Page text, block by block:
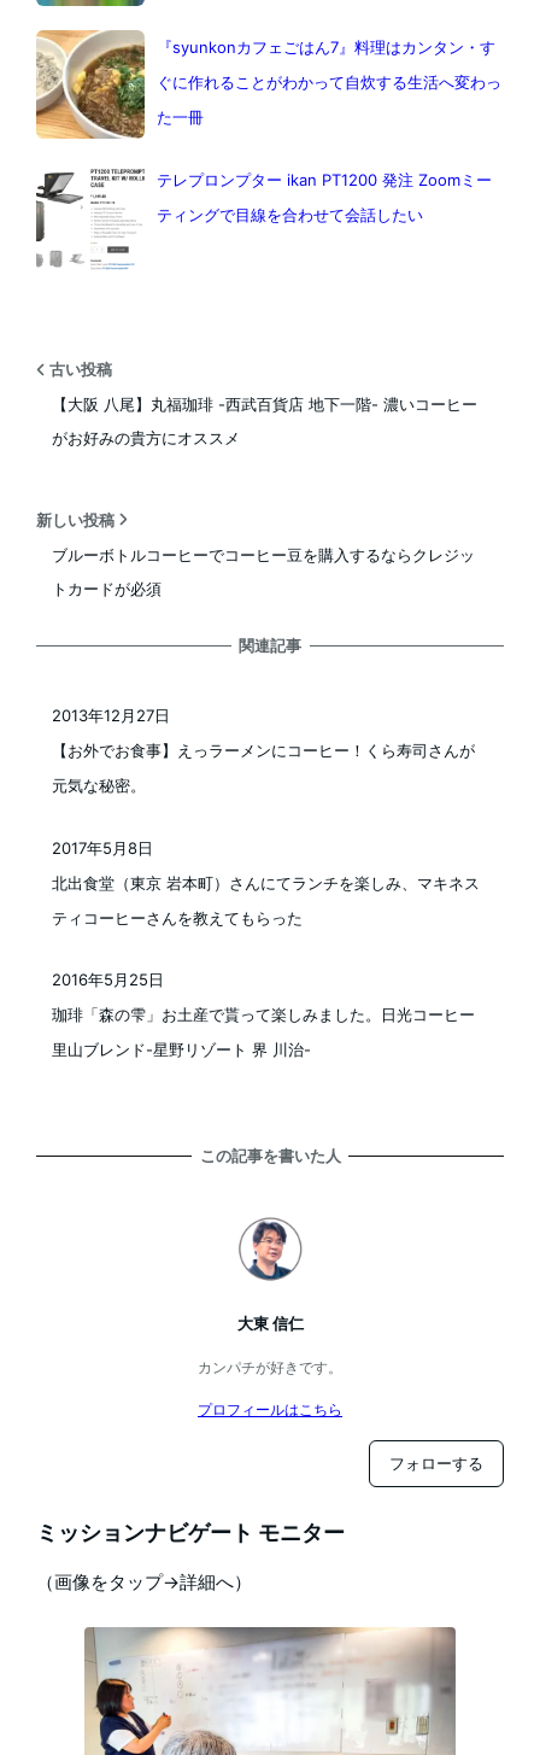
『syunkonカフェごはん7』料理はカンタン・す
ぐに作れることがわかって自炊する生活へ変わっ
た一冊
テレプロンプター ikan PT1200 発注 Zoomミー
ティングで目線を合わせて会話したい
古い投稿
【大阪 八尾】丸福珈琲 -西武百貨店 地下一階- 濃いコーヒー
がお好みの貴方にオススメ
新しい投稿
ブルーボトルコーヒーでコーヒー豆を購入するならクレジッ
トカードが必須
関連記事
【お外でお食事】えっラーメンにコーヒー！くら寿司さんが
元気な秘密。
2013年12月27日
北出食堂（東京 岩本町）さんにてランチを楽しみ、マキネス
ティコーヒーさんを教えてもらった
2017年5月8日
珈琲「森の雫」お土産で貰って楽しみました。日光コーヒー
里山ブレンド-星野リゾート 界 川治-
2016年5月25日
この記事を書いた人
大東 信仁
カンパチが好きです。
プロフィールはこちら
フォローする
ミッションナビゲート モニター
（画像をタップ→詳細へ）